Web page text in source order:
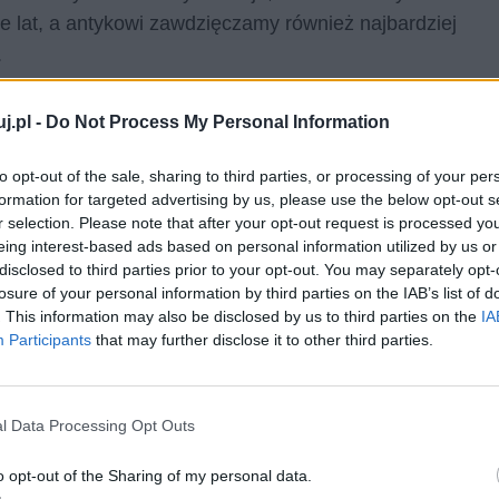
- Do Not Process My Personal Information
opt-out of the sale, sharing to third parties, or processing of your
for targeted advertising by us, please use the below opt-out
selection. Please note that after your opt-out request is processed
interest-based ads based on personal information utilized by us
to third parties prior to your opt-out. You may separately
of your personal information by third parties on the IAB’s list of
This information may also be disclosed by us to third parties on the
Participants that may further disclose it to other third parties.
Data Processing Opt Outs
opt-out of the Sharing of my personal data.
lat, a antykowi zawdzięczamy również najbardziej
miejsca na ziemi. W pracy
obowiązkowej, sensu wiersza
oraz wybranych
jedno miejsce, w które mógłby nazwać domem,
wiązałoby się z ciągłym niepokojem o własny los, a
się i brakiem stabilizacji.